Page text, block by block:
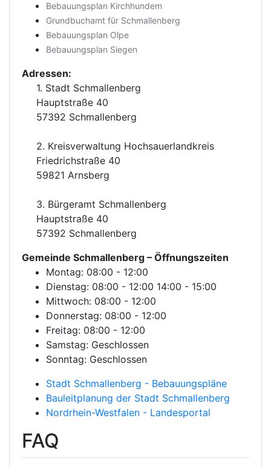
Bebauungsplan Kirchhundem
Grundbuchamt für Schmallenberg
Bebauungsplan Olpe
Bebauungsplan Siegen
Adressen:
1. Stadt Schmallenberg
Hauptstraße 40
57392 Schmallenberg
2. Kreisverwaltung Hochsauerlandkreis
Friedrichstraße 40
59821 Arnsberg
3. Bürgeramt Schmallenberg
Hauptstraße 40
57392 Schmallenberg
Gemeinde Schmallenberg – Öffnungszeiten
Montag: 08:00 - 12:00
Dienstag: 08:00 - 12:00 14:00 - 15:00
Mittwoch: 08:00 - 12:00
Donnerstag: 08:00 - 12:00
Freitag: 08:00 - 12:00
Samstag: Geschlossen
Sonntag: Geschlossen
Stadt Schmallenberg - Bebauungspläne
Bauleitplanung der Stadt Schmallenberg
Nordrhein-Westfalen - Landesportal
FAQ